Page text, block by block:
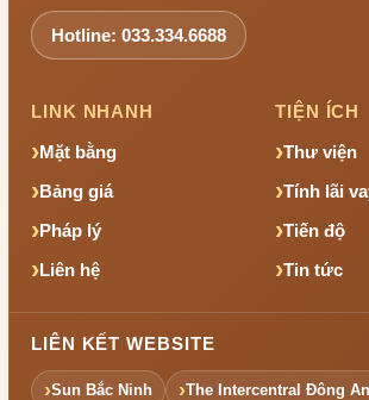
Hotline: 033.334.6688
LINK NHANH
Mặt bằng
Bảng giá
Pháp lý
Liên hệ
TIỆN ÍCH
Thư viện
Tính lãi
Tiến độ
Tin tức
LIÊN KẾT WEBSITE
Sun Bắc Ninh The Intercentral Đông